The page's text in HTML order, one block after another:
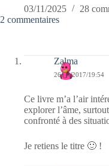
03/11/2025
28
2 commentaires
Zalma
26/12/2017/19:54
Ce livre m’a l’air
explorer l’âme,
confronté à des
Je retiens le titre 🙂 !